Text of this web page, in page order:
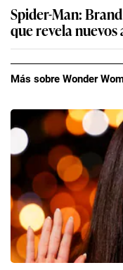
Spider-Man:
que revela
Más sobre Wonder